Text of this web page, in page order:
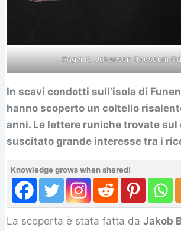
Rogvi N. Johansen (Museum
In scavi condotti sull’isola di
hanno scoperto un coltello
anni. Le lettere runiche trovate sul
suscitato grande interesse tra i
Knowledge grows when shared!
La scoperta è stata fatta daJakob